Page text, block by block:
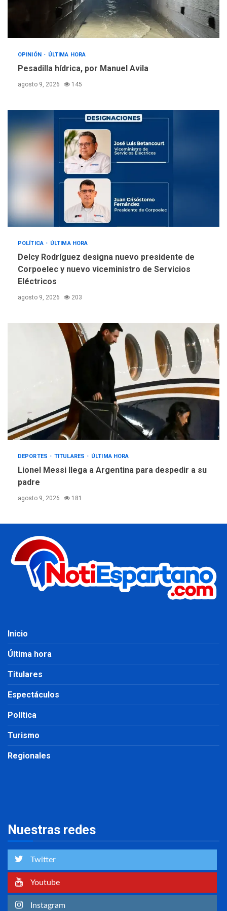
OPINIÓN ÚLTIMA HORA
Pesadilla hídrica, por Manuel Avila
agosto 9, 2026 145
POLÍTICA ÚLTIMA HORA
Delcy Rodríguez designa nuevo presidente de
Corpoelec y nuevo viceministro de Servicios
Eléctricos
agosto 9, 2026 203
DEPORTES TITULARES ÚLTIMA HORA
Lionel Messi llega a Argentina para despedir a su
padre
agosto 9, 2026 181
Inicio
Última hora
Titulares
Espectáculos
Política
Turismo
Regionales
Nuestras redes
Twitter
Youtube
Instagram